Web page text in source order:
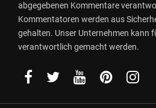
abgegebenen Kommentare
Kommentatoren werden aus
gehalten. Unser Unternehmen kann
verantwortlich gemacht werden.